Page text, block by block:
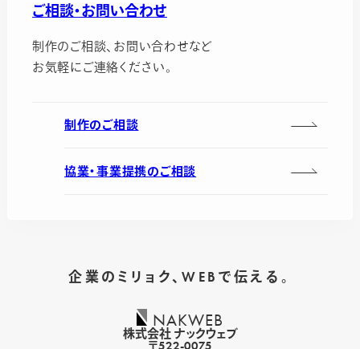
ご相談・お問い合わせ
制作のご相談、お問い合わせなど
お気軽にご連絡ください。
制作のご相談
協業・事業提携のご相談
企業のミリョク、WEBで伝える。
NAKWEB
株式会社 ナックウェブ